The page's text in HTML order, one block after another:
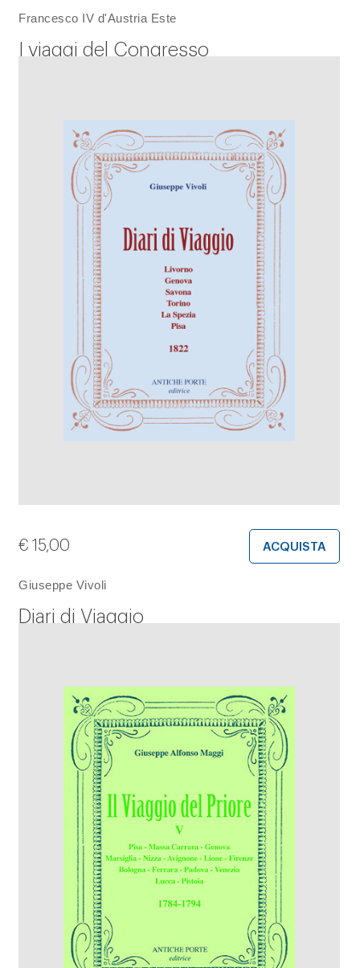
Francesco IV d'Austria Este
I viaggi del Congresso
Giuseppe Vivoli
Diari di Viaggio
€ 15,00 ACQUISTA